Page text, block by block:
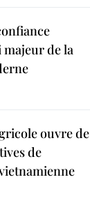
de la
ouvre de
de